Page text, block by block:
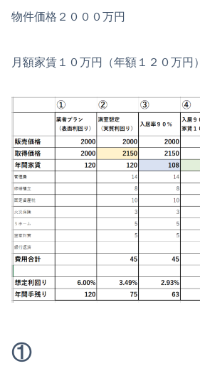
物件価格２０００万円
月額家賃１０万円（年額１２０万円）
①